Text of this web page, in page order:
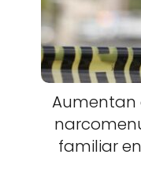
Aumentan
familiar